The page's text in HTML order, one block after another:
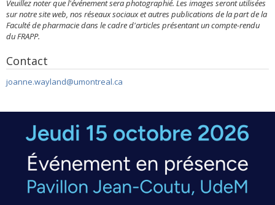
Veuillez noter que l'événement sera photographié. Les images seront utilisées
sur notre site web, nos réseaux sociaux et autres publications de la part de la
Faculté de pharmacie dans le cadre d'articles présentant un compte-rendu
du FRAPP.
Contact
joanne.wayland@umontreal.ca